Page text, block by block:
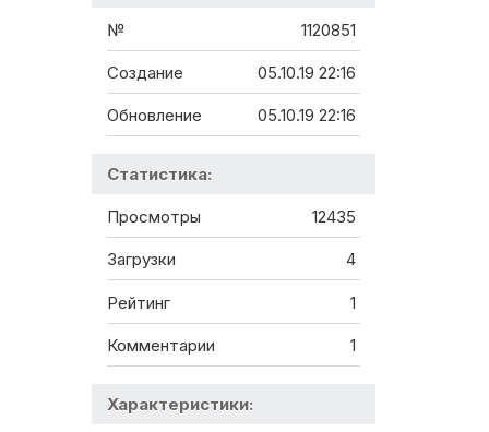
№ 1120851
Создание 05.10.19 22:16
Обновление 05.10.19 22:16
Статистика:
Просмотры 12435
Загрузки 4
Рейтинг 1
Комментарии 1
Характеристики: